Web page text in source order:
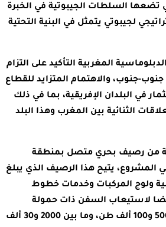
تضعها السلطات الجيبوتية في الخبرة
لجيبوتي يتمثل في البنية التحتية
المغربية التأكيد على التزام
جنوب-جنوب، والاهتمام المتزايد للقطاع
في البلدان الإفريقية، بما في ذلك
الثنائية بين المغرب وهذا البلد
من رصيف بحري متصل بمنطقة
يتيح هذا الرصيف الذي يبلغ
إمكانية ولوج المركبات وخدمات خطوط
لاستيعاب السفن ذات حمولة
ساكنة تتراوح ما بين 5000 و100 ألف طن، وما بين 2000 و30 ألف